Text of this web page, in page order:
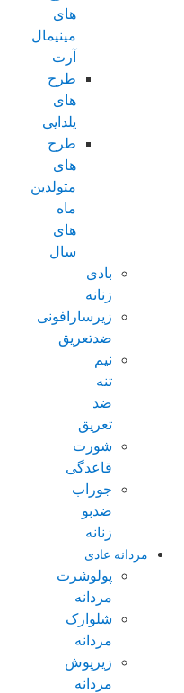
های
مینیمال
آرت
طرح
های
یلدایی
طرح
های
متولدین
ماه
های
سال
بادی
زنانه
زیرسارافونی
ضدتعریق
نیم
تنه
ضد
تعریق
شورت
قاعدگی
جوراب
ضدبو
زنانه
مردانه عادی
پولوشرت
مردانه
شلوارک
مردانه
زیرپوش
مردانه